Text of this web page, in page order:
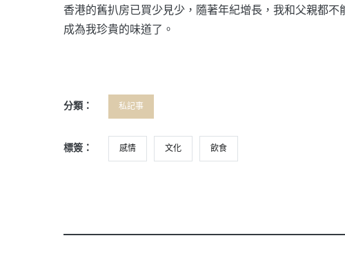
香港的舊扒房已買少見少，隨著年紀增長，我和父親都
成為我珍貴的味道了。
分類： 私記事
標簽： 感情 文化 飲食